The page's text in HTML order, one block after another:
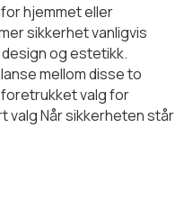
hjemmet eller
sikkerhet vanligvis
og estetikk.
mellom disse to
valg for
valg Når sikkerheten står